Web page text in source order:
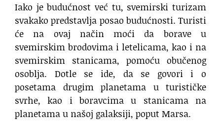
Iako je budućnost već tu, svemirski turizam
svakako predstavlja posao budućnosti. Turisti
će na ovaj način moći da borave u
svemirskim brodovima i letelicama, kao i na
svemirskim stanicama, pomoću obučenog
osoblja. Dotle se ide, da se govori i o
posetama drugim planetama u turističke
svrhe, kao i boravcima u stanicama na
planetama u našoj galaksiji, poput Marsa.